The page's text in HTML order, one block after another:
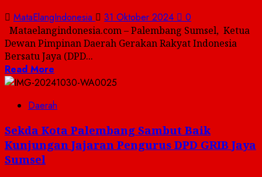
MataElangIndonesia 31 Oktober 2024 0
Mataelangindonesia.com – Palembang Sumsel, Ketua
Dewan Pimpinan Daerah Gerakan Rakyat Indonesia
Bersatu Jaya (DPD...
Read More
Daerah
Sekda Kota Palembang Sambut Baik
Kunjungan Jajaran Pengurus DPD GRIB Jaya
Sumsel